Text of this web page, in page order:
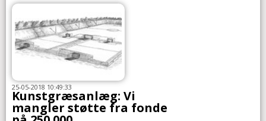
25-05-2018 10:49:33
Kunstgræsanlæg: Vi
mangler støtte fra fonde